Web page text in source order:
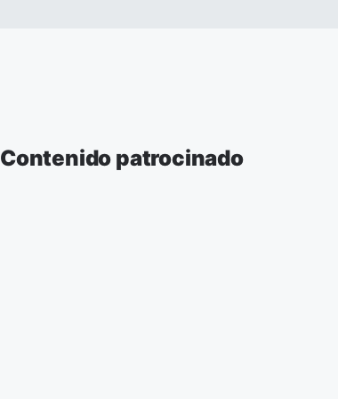
Contenido patrocinado